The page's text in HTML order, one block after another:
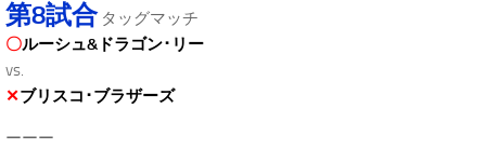
第8試合タッグマッチ
〇ルーシュ&ドラゴン･リー
vs.
✕ブリスコ･ブラザーズ
ーーー